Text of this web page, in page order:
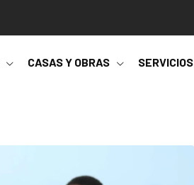
CASAS Y OBRAS SERVICIOS